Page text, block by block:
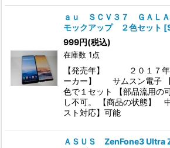
ａｕ ＳＣＶ３７ ＧＡＬＡ
モックアップ ２色セット [
999円(税込)
在庫数 1点
【発売年】 ２０１７年
ーカー】 サムスン電子
色で１セット 【部品流用
し不可。 【商品の状態】
スト対応】可能
ＡＳＵＳ ZenFone3 Ultra